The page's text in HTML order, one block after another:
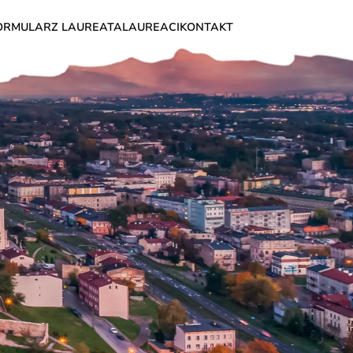
LAUREATALAUREACIKONTAKT